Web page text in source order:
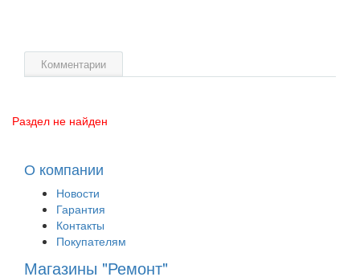
Комментарии
Раздел не найден
О компании
Новости
Гарантия
Контакты
Покупателям
Магазины "Ремонт"